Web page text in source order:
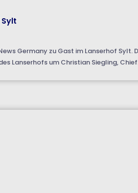
Germany zu Gast im Lanserhof
Lanserhofs um Christian Siegling,